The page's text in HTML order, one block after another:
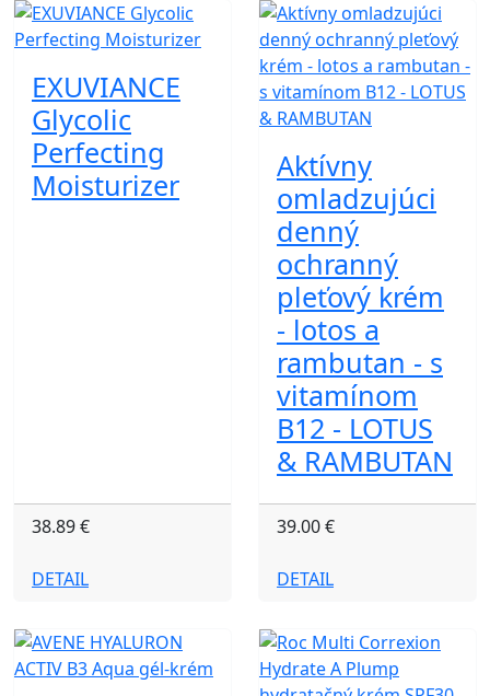
EXUVIANCE
Glycolic
Perfecting
Moisturizer
38.89 €
DETAIL
Aktívny
omladzujúci
denný
ochranný
pleťový krém
- lotos a
rambutan - s
vitamínom
B12 - LOTUS
& RAMBUTAN
39.00 €
DETAIL